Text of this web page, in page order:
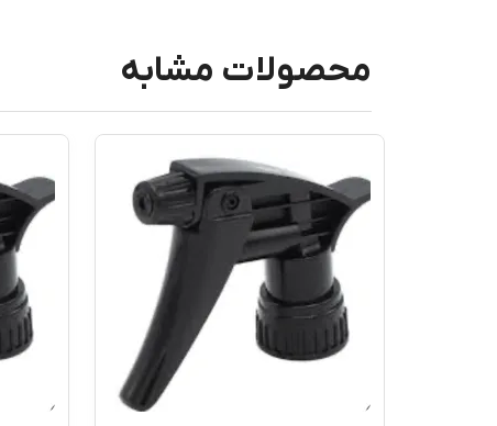
محصولات مشابه